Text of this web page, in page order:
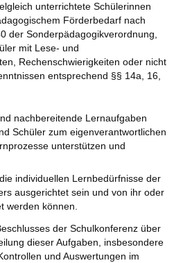
unterrichtete Schülerinnen
Förderbedarf nach
der Sonderpädagogikverordnung,
mit Lese- und
Rechenschwierigkeiten oder nicht
entsprechend §§ 14a, 16,
nachbereitende Lernaufgaben
Schüler zum eigenverantwortlichen
unterstützen und
individuellen Lernbedürfnisse der
ausgerichtet sein und von ihr oder
werden können.
der Schulkonferenz über
dieser Aufgaben, insbesondere
und Auswertungen im